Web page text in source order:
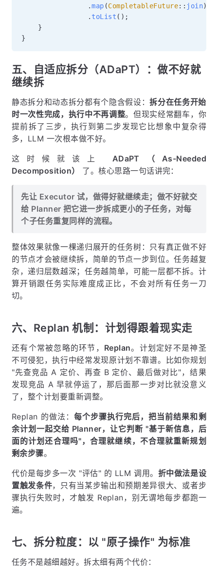
.map (CompletableFuture:: join)
. toList ( ) ;
}
}
五、自适应拆分（ADaPT）：做不好就
继续拆
静态拆分和动态拆分都有个隐含假设：拆分在任务开始
时一次性完成，执行中不再调整。但现实经常翻车，你
提前拆了三步，执行到第二步发现它比想象中复杂得
多，LLM 一次根本做不好。
这时候就该上 ADaPT（As-Needed
Decomposition）
了。核心思路一句话讲完：
先让 Executor 试，做得好就继续走；做不好就交
给 Planner 把它进一步拆成更小的子任务，对每
个子任务重复同样的流程。
整体效果就像一棵递归展开的任务树：只有真正做不好
的节点才会被继续拆，简单的节点一步到位。任务越复
杂，递归层数越深；任务越简单，可能一层都不拆。计
算开销跟任务实际难度成正比，不会对所有任务一刀
切。
六、Replan 机制：计划得跟着现实走
还有个常被忽略的环节， Replan。计划定好不是神圣
不可侵犯，执行中经常发现原计划不靠谱。比如你规划
"先查竞品 A 定价、再查 B 定价、最后做对比"，结果
发现竞品 A 早就停运了，那后面那一步对比就没意义
了，整个计划要重新调整。
Replan 的做法：每个步骤执行完后，把当前结果和剩
余计划一起交给 Planner，让它判断 "基于新信息，后
面的计划还合理吗"，合理就继续，不合理就重新规划
剩余步骤。
代价是每步多一次 "评估" 的 LLM 调用。 折中做法是设
置触发条件，只有当某步输出和预期差异很大、或者步
骤执行失败时，才触发 Replan，别无谓地每步都跑一
遍。
七、拆分粒度：以 "原子操作" 为标准
任务不是越细越好。拆太细有两个代价：